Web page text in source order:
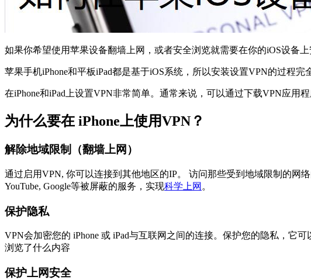
如果你希望使用苹果设备翻墙上网，或者安全浏览就需要在你的iOS设备上
苹果手机iPhone和平板iPad都是基于iOS系统，所以安装设置VPN的过程完
在iPhone和iPad上设置VPN非常简单。通常来说，可以通过下载VPN应用
为什么要在 iPhone上使用VPN？
解除地域限制（翻墙上网）
通过启用VPN, 你可以连接到其他地区的IP。 访问那些受到地域限制的网
YouTube, Google等被屏蔽的服务，实现科学上网 。
保护隐私
VPN会加密您的 iPhone 或 iPad与互联网之间的连接。保护您的隐私，它
浏览了什么内容
保护上网安全